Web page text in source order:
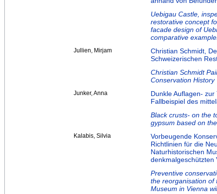
Uebigau Castle,
restorative concept
facade design of
comparative
Jullien, Mirjam
Christian Schmidt,
Schweizerischen
Christian Schmidt
Conservation History
Junker, Anna
Dunkle Auflagen-
Fallbeispiel des
Black crusts- on the
gypsum based on
Kalabis, Silvia
Vorbeugende
Richtlinien für die
Naturhistorischen
denkmalgeschützten
Preventive
the reorganisation of
Museum in Vienna